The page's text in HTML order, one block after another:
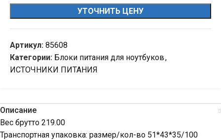
УТОЧНИТЬ ЦЕНУ
Артикул: 85608
Категории: Блоки питания для ноутбуков,
ИСТОЧНИКИ ПИТАНИЯ
Описание
Вес брутто 219.00
Транспортная упаковка: размер/кол-во 51*43*35/100